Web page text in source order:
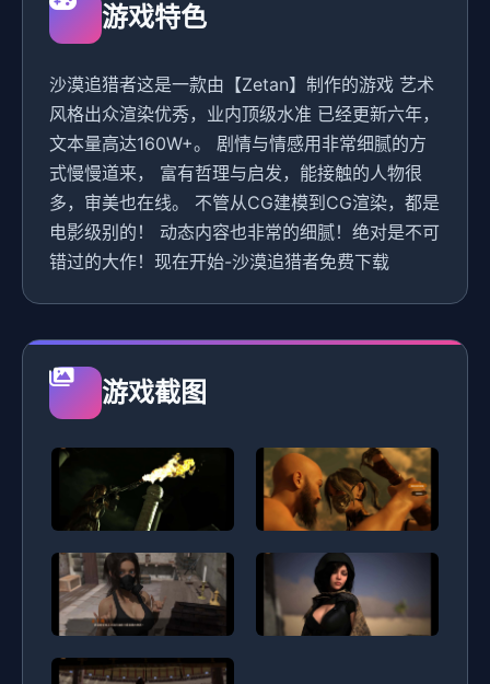
游戏特色
沙漠追猎者这是一款由【Zetan】制作的游戏 艺术
风格出众渲染优秀，业内顶级水准 已经更新六年，
文本量高达160W+。 剧情与情感用非常细腻的方
式慢慢道来， 富有哲理与启发，能接触的人物很
多，审美也在线。 不管从CG建模到CG渲染，都是
电影级别的！ 动态内容也非常的细腻！绝对是不可
错过的大作！现在开始-沙漠追猎者免费下载
游戏截图